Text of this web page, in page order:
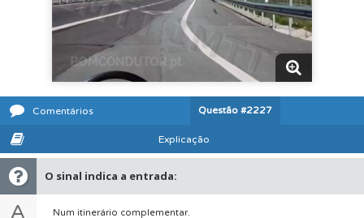
Comentários Questão #2227
Explicação
O sinal indica a entrada:
A Num itinerário complementar.